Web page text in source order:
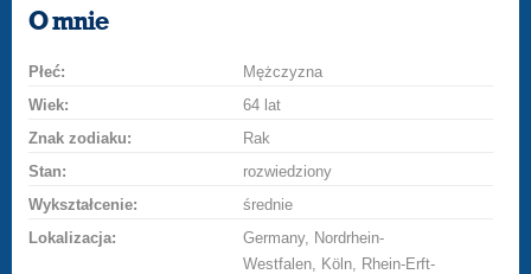
O mnie
Płeć:
Mężczyzna
Wiek:
64 lat
Znak zodiaku:
Rak
Stan:
rozwiedziony
Wykształcenie:
średnie
Lokalizacja:
Germany, Nordrhein-
Westfalen, Köln, Rhein-Erft-